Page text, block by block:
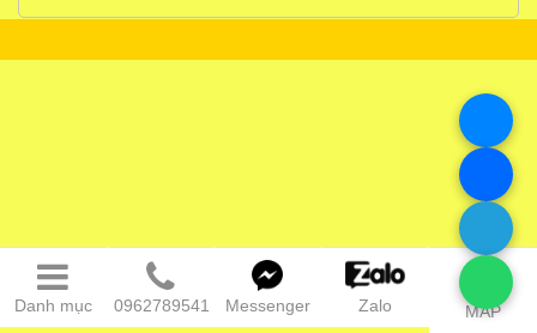
Danh mục 0962789541 Messenger Zalo MAP